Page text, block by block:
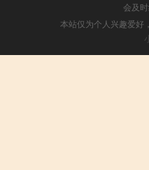
会及
本站仅为个人兴趣爱好